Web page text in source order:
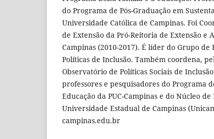
do Programa de Pós-Graduação em
Universidade Católica de Campinas. Foi
de Extensão da Pró-Reitoria de Extensão e
Campinas (2010-2017). É líder do Grupo de
Políticas de Inclusão. Também coordena,
Observatório de Políticas Sociais de
professores e pesquisadores do Programa
Educação da PUC-Campinas e do Núcleo
Universidade Estadual de Campinas
campinas.edu.br